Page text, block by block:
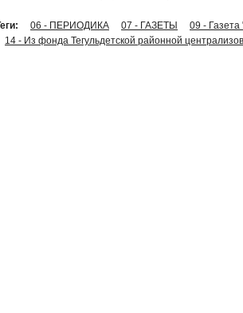
06 - ПЕРИОДИКА 07 - ГАЗЕТЫ
09 -
14 - Из фонда Тегульдетской районной